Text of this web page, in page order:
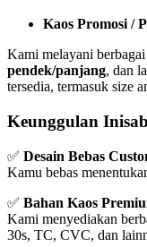
Kaos Promosi /
Kami melayani
pendek/panjang, dan
tersedia, termasuk size
Keunggulan
✅ Desain Bebas
Kamu bebas
✅ Bahan Kaos
Kami menyediakan
30s, TC, CVC, dan